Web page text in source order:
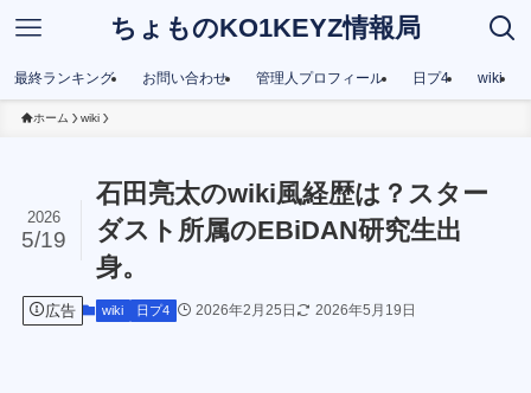
ちょものKO1KEYZ情報局
最終ランキング お問い合わせ 管理人プロフィール 日プ4 wiki
ホーム wiki
石田亮太のwiki風経歴は？スター
ダスト所属のEBiDAN研究生出
身。
2026
5/19
広告 wiki 日プ4 2026年2月25日 2026年5月19日